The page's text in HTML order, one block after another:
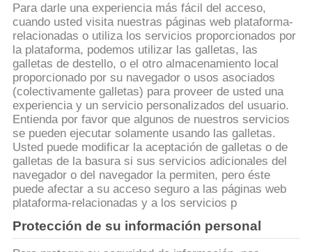
NOTICIAS
CASOS
PIDA
UNA
CITA
MAPA
DEL
SITIO
Para darle una experiencia más fácil del acceso,
cuando usted visita nuestras páginas web plataforma-
relacionadas o utiliza los servicios proporcionados por
la plataforma, podemos utilizar las galletas, las
galletas de destello, o el otro almacenamiento local
proporcionado por su navegador o usos asociados
(colectivamente galletas) para proveer de usted una
experiencia y un servicio personalizados del usuario.
Entienda por favor que algunos de nuestros servicios
se pueden ejecutar solamente usando las galletas.
Usted puede modificar la aceptación de galletas o de
galletas de la basura si sus servicios adicionales del
navegador o del navegador la permiten, pero éste
puede afectar a su acceso seguro a las páginas web
plataforma-relacionadas y a los servicios p
Protección de su información personal